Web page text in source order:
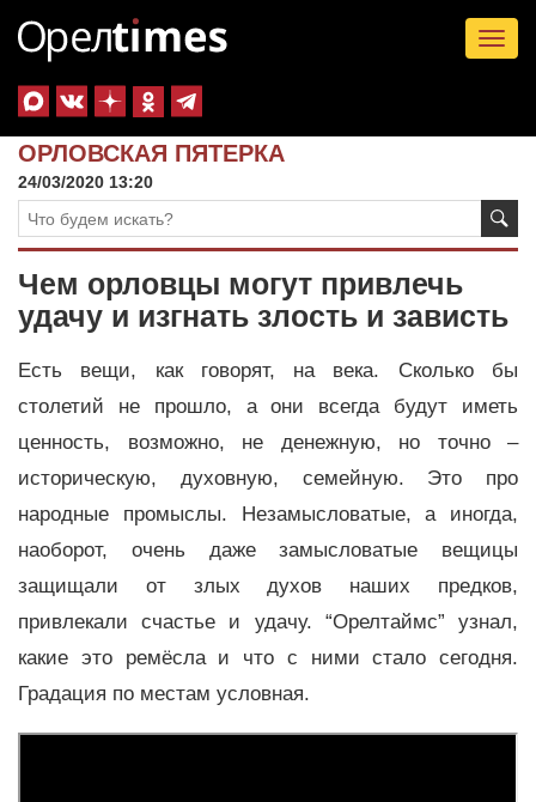
ОРЛОВСКАЯ ПЯТЕРКА
24/03/2020 13:20
Чем орловцы могут привлечь
удачу и изгнать злость и зависть
Есть вещи, как говорят, на века. Сколько бы
столетий не прошло, а они всегда будут иметь
ценность, возможно, не денежную, но точно –
историческую, духовную, семейную. Это про
народные промыслы. Незамысловатые, а иногда,
наоборот, очень даже замысловатые вещицы
защищали от злых духов наших предков,
привлекали счастье и удачу. “Орелтаймс” узнал,
какие это ремёсла и что с ними стало сегодня.
Градация по местам условная.